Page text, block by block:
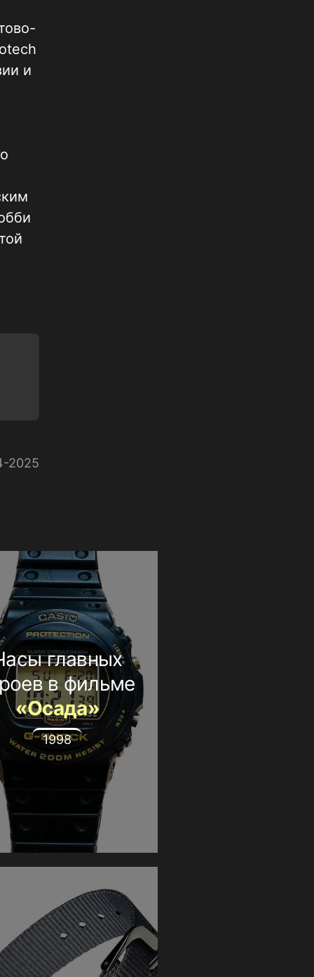
и
2025
главных
в фильме
«Осада»
1998